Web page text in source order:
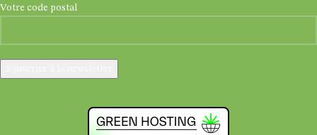
Votre code postal